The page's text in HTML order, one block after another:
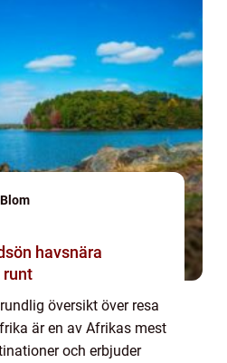
runt
översikt över resa
är en av Afrikas mest
och erbjuder